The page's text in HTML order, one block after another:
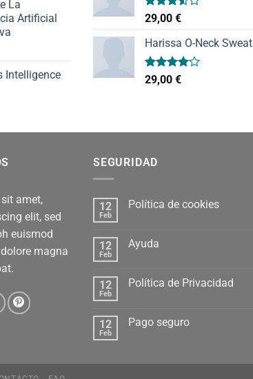
La
Artificial
Intelligence
Valorado
con
3.50de
5
29,00 €
Harissa O-Neck Sweat
Valorado
con
29,00 €
amet,
elit, sed
euismod
magna
SEGURIDAD
12
Feb
Política de cookies
12
Feb
Ayuda
12
Feb
Política de Privacidad
12
Feb
Pago seguro